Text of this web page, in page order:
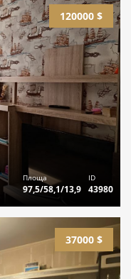
120000 $
Площа
97,5/58,1/13,9
ID
43980
37000 $